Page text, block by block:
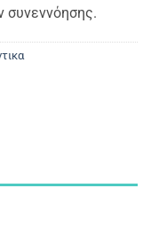
συνεννόησης.